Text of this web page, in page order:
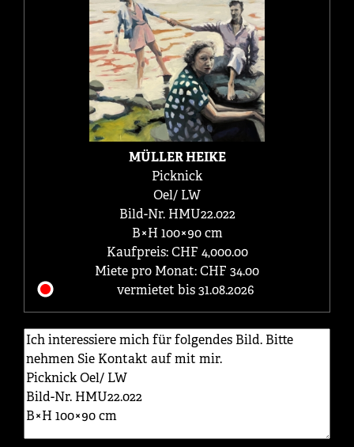
MÜLLER HEIKE
Picknick
Oel/ LW
Bild-Nr. HMU22.022
B×H 100×90 cm
Kaufpreis: CHF 4,000.00
Miete pro Monat: CHF 34.00
vermietet bis 31.08.2026